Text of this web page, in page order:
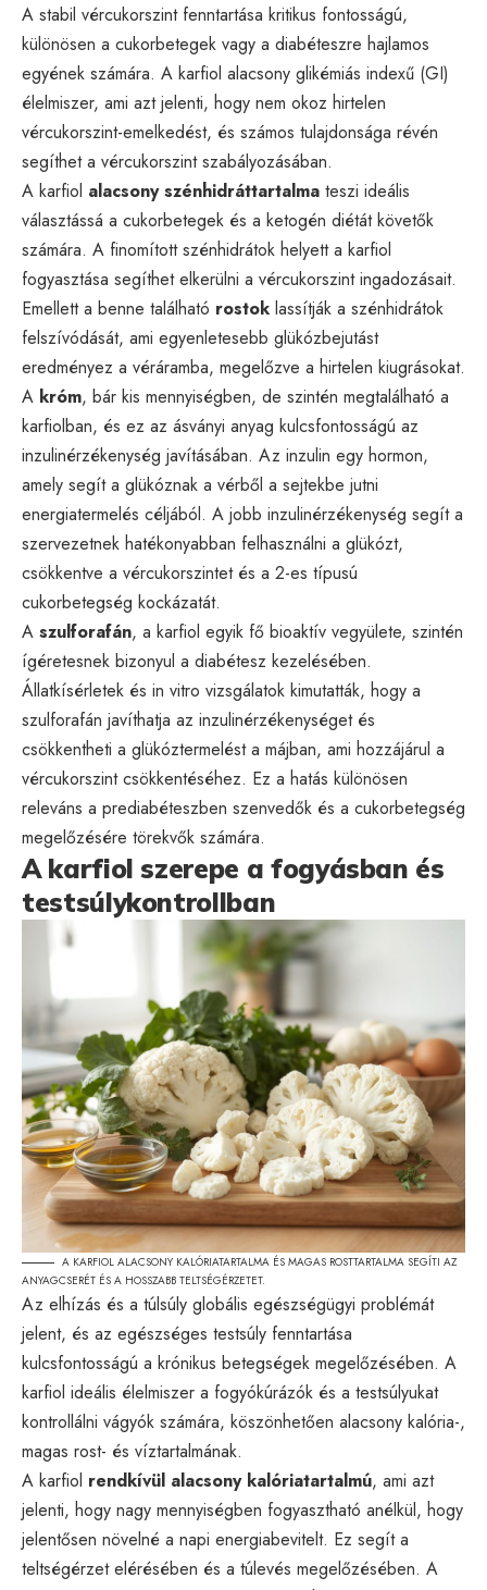
A stabil vércukorszint fenntartása kritikus fontosságú,
különösen a cukorbetegek vagy a diabéteszre hajlamos
egyének számára. A karfiol alacsony glikémiás indexű (GI)
élelmiszer, ami azt jelenti, hogy nem okoz hirtelen
vércukorszint-emelkedést, és számos tulajdonsága révén
segíthet a vércukorszint szabályozásában.
A karfiol alacsony szénhidráttartalma teszi ideális
választássá a cukorbetegek és a ketogén diétát követők
számára. A finomított szénhidrátok helyett a karfiol
fogyasztása segíthet elkerülni a vércukorszint ingadozásait.
Emellett a benne található rostok lassítják a szénhidrátok
felszívódását, ami egyenletesebb glükózbejutást
eredményez a véráramba, megelőzve a hirtelen kiugrásokat.
A króm, bár kis mennyiségben, de szintén megtalálható a
karfiolban, és ez az ásványi anyag kulcsfontosságú az
inzulinérzékenység javításában. Az inzulin egy hormon,
amely segít a glükóznak a vérből a sejtekbe jutni
energiatermelés céljából. A jobb inzulinérzékenység segít a
szervezetnek hatékonyabban felhasználni a glükózt,
csökkentve a vércukorszintet és a 2-es típusú
cukorbetegség kockázatát.
A szulforafán, a karfiol egyik fő bioaktív vegyülete, szintén
ígéretesnek bizonyul a diabétesz kezelésében.
Állatkísérletek és in vitro vizsgálatok kimutatták, hogy a
szulforafán javíthatja az inzulinérzékenységet és
csökkentheti a glükóztermelést a májban, ami hozzájárul a
vércukorszint csökkentéséhez. Ez a hatás különösen
releváns a prediabéteszben szenvedők és a cukorbetegség
megelőzésére törekvők számára.
A karfiol szerepe a fogyásban és
testsúlykontrollban
A KARFIOL ALACSONY KALÓRIATARTALMA ÉS MAGAS ROSTTARTALMA SEGÍTI AZ
ANYAGCSERÉT ÉS A HOSSZABB TELTSÉGÉRZETET.
Az elhízás és a túlsúly globális egészségügyi problémát
jelent, és az egészséges testsúly fenntartása
kulcsfontosságú a krónikus betegségek megelőzésében. A
karfiol ideális élelmiszer a fogyókúrázók és a testsúlyukat
kontrollálni vágyók számára, köszönhetően alacsony kalória-,
magas rost- és víztartalmának.
A karfiol rendkívül alacsony kalóriatartalmú, ami azt
jelenti, hogy nagy mennyiségben fogyasztható anélkül, hogy
jelentősen növelné a napi energiabevitelt. Ez segít a
teltségérzet elérésében és a túlevés megelőzésében. A